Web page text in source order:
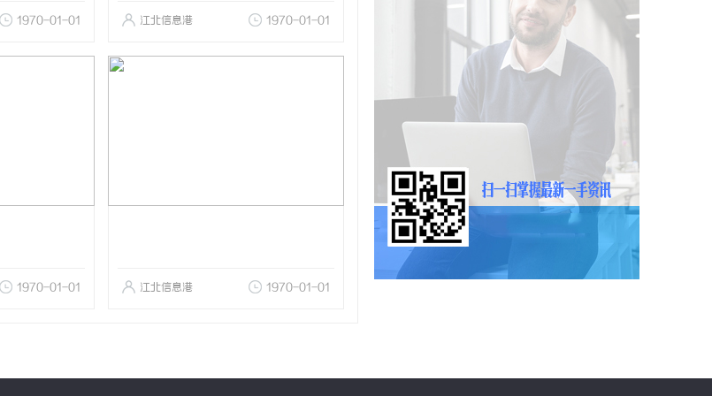
1970-01-01 江北信息港 1970-01-01
1970-01-01 江北信息港 1970-01-01